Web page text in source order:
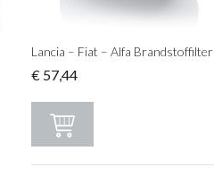
Lancia – Fiat – Alfa Brandstoffilter
€57,44